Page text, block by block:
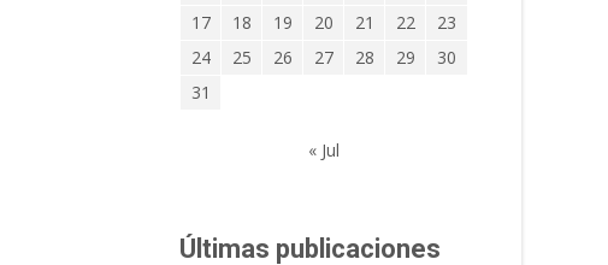
17
18 19 20 21 22
23
24
25 26 27 28 29
30
31
« Jul
Últimas publicaciones